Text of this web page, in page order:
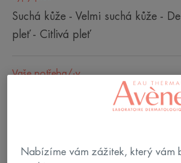
Suchá kůže - Velmi suchá kůže -
pleť - Citlivá pleť
Vaše potřeba/-y
Díky příjemnému pocitu, které po
Nabízíme vám zážitek, který vám